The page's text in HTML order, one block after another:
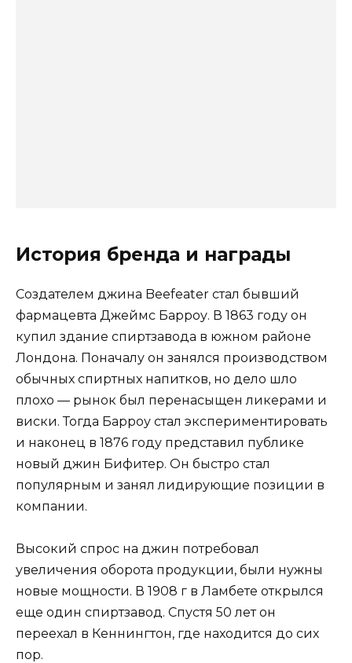
История бренда и награды
Создателем джина Beefeater стал бывший
фармацевта Джеймс Барроу. В 1863 году он
купил здание спиртзавода в южном районе
Лондона. Поначалу он занялся производством
обычных спиртных напитков, но дело шло
плохо — рынок был перенасыщен ликерами и
виски. Тогда Барроу стал экспериментировать
и наконец в 1876 году представил публике
новый джин Бифитер. Он быстро стал
популярным и занял лидирующие позиции в
компании.
Высокий спрос на джин потребовал
увеличения оборота продукции, были нужны
новые мощности. В 1908 г в Ламбете открылся
еще один спиртзавод. Спустя 50 лет он
переехал в Кеннингтон, где находится до сих
пор.